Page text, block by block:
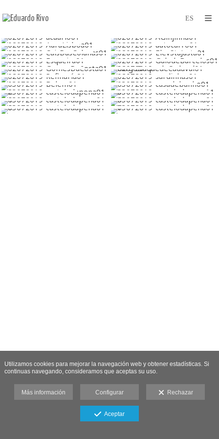
Utilizamos cookies para mejorar la navegación web y obtener estadísticas. Si
continuas navegando, consideramos que aceptas su uso.
Más información Configurar Rechazar
Aceptar